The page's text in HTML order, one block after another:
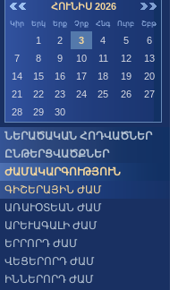
ՀՈՒՆԻՍ 2026
Կիր Երկ Երք Չրք Հնգ Ուրբ Շբթ
1 2 3 4 5
6
7
8 9 10 11 12
13
14
15 16 17 18 19
20
21
22 23 24 25 26
27
28
29 30
ՆԵՐԱԾԱԿԱՆ ՀՈԴՎԱԾՆԵՐ
ԸՆԹԵՐՑՎԱԾՔՆԵՐ
ԺԱՄԱԿԱՐԳՈՒԹՅՈՒՆ
ԳԻՇԵՐԱՅԻՆ ԺԱՄ
ԱՌԱՒՕՏԵԱՆ ԺԱՄ
ԱՐԵՒԱԳԱԼԻ ԺԱՄ
ԵՐՐՈՐԴ ԺԱՄ
ՎԵՑԵՐՈՐԴ ԺԱՄ
ԻՆՆԵՐՈՐԴ ԺԱՄ